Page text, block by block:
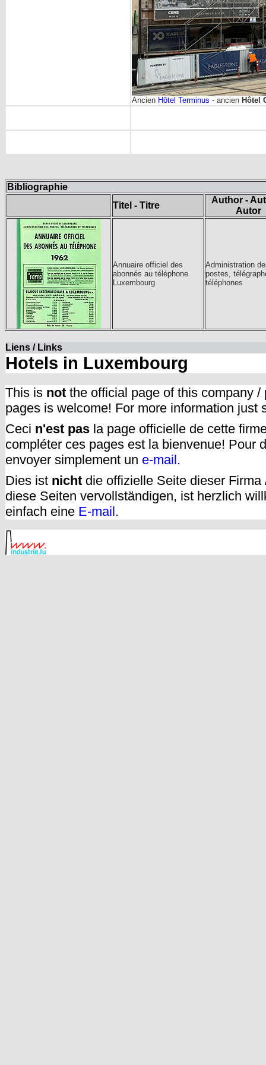
Ancien Hôtel Terminus - ancien Hôtel
Bibliographie
Titel - Titre
Author -
Autor
Annuaire officiel des
abonnés au téléphone
Luxembourg
Administration
postes,
téléphones
Liens / Links
Hotels in Luxembourg
This is not the official page of this company
pages is welcome! For more information just
Ceci n'est pas la page officielle de cette
compléter ces pages est la bienvenue! Pour
envoyer simplement un e-mail.
Dies ist nicht die offizielle Seite dieser
diese Seiten vervollständigen, ist herzlich
einfach eine E-mail .